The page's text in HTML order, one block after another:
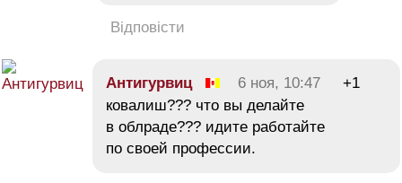
Відповісти
Антигурвиц 6 ноя, 10:47
+1
ковалиш??? что вы делайте
в облраде??? идите работайте
по своей профессии.